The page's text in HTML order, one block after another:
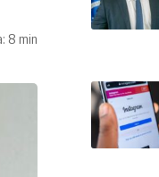
8 min